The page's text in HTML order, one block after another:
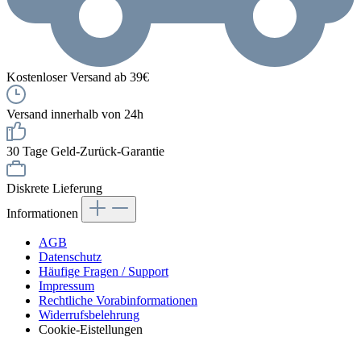
Kostenloser Versand ab 39€
Versand innerhalb von 24h
30 Tage Geld-Zurück-Garantie
Diskrete Lieferung
Informationen
AGB
Datenschutz
Häufige Fragen / Support
Impressum
Rechtliche Vorabinformationen
Widerrufsbelehrung
Cookie-Eistellungen